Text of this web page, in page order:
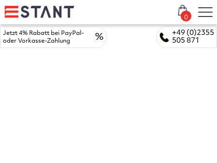
+49 (0)2355
505 871
Jetzt 4% Rabatt bei PayPal-
oder Vorkasse-Zahlung
%
0